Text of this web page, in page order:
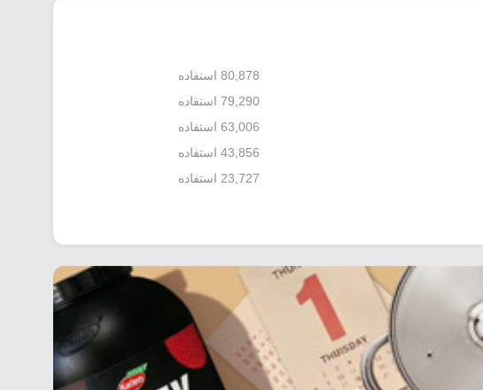
80,878 استفاده
79,290 استفاده
63,006 استفاده
43,856 استفاده
23,727 استفاده